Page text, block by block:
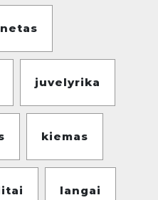
juvelyrika
kiemas
langai